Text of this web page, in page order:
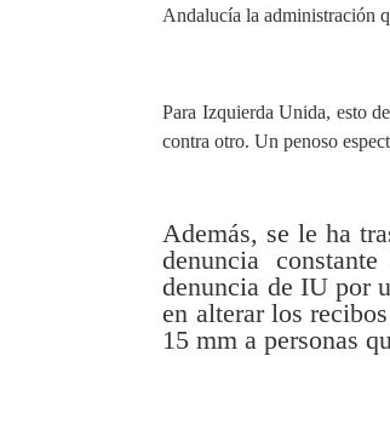
Andalucía la administración
Para Izquierda Unida, esto
contra otro. Un penoso
Además, se le ha
denuncia
denuncia de IU por
en alterar los
15 mm a personas